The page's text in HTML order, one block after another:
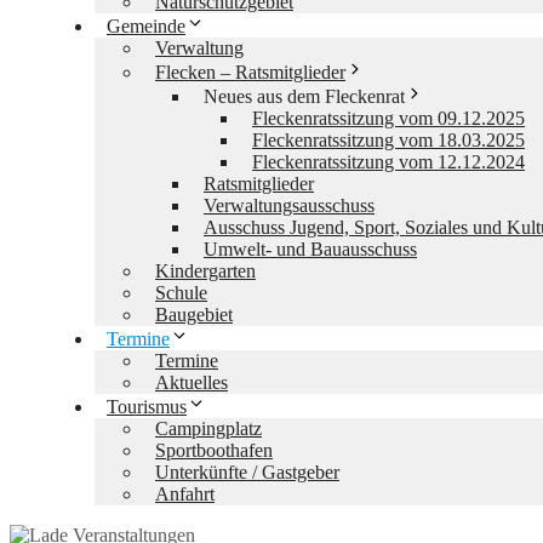
Gemeinde
Verwaltung
Flecken – Ratsmitglieder
Neues aus dem Fleckenrat
Fleckenratssitzung vom 09.12.2025
Fleckenratssitzung vom 18.03.2025
Fleckenratssitzung vom 12.12.2024
Ratsmitglieder
Verwaltungsausschuss
Ausschuss Jugend, Sport, Soziales und
Umwelt- und Bauausschuss
Kindergarten
Schule
Baugebiet
Termine
Termine
Aktuelles
Tourismus
Campingplatz
Sportboothafen
Unterkünfte / Gastgeber
Anfahrt